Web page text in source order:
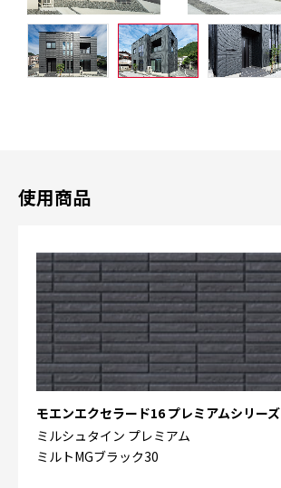
使用商品
モエンエクセラード16 プレミアムシリーズ
ミルシュタイン プレミアム
ミルトMGブラック30